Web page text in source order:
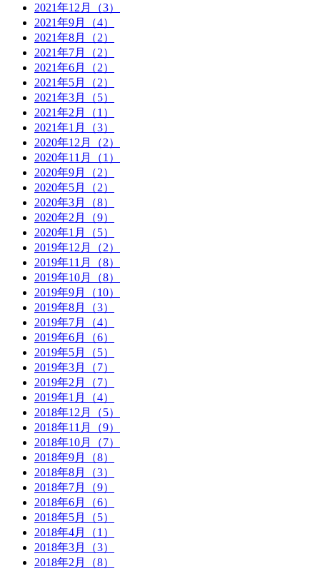
2021年12月（3）
2021年9月（4）
2021年8月（2）
2021年7月（2）
2021年6月（2）
2021年5月（2）
2021年3月（5）
2021年2月（1）
2021年1月（3）
2020年12月（2）
2020年11月（1）
2020年9月（2）
2020年5月（2）
2020年3月（8）
2020年2月（9）
2020年1月（5）
2019年12月（2）
2019年11月（8）
2019年10月（8）
2019年9月（10）
2019年8月（3）
2019年7月（4）
2019年6月（6）
2019年5月（5）
2019年3月（7）
2019年2月（7）
2019年1月（4）
2018年12月（5）
2018年11月（9）
2018年10月（7）
2018年9月（8）
2018年8月（3）
2018年7月（9）
2018年6月（6）
2018年5月（5）
2018年4月（1）
2018年3月（3）
2018年2月（8）